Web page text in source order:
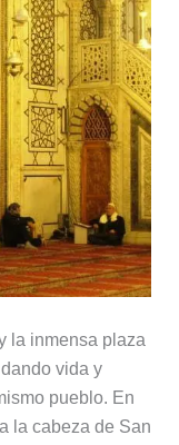
la inmensa plaza
vida y
pueblo. En
la cabeza de San